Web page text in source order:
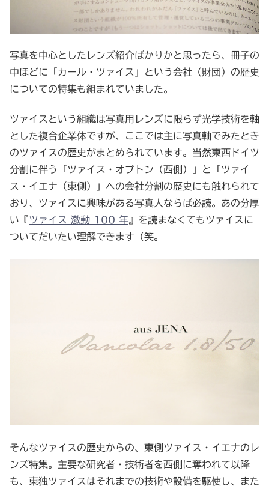
写真を中心としたレンズ紹介ばかりかと思ったら、冊子の
中ほどに「カール・ツァイス」という会社（財団）の歴史
についての特集も組まれていました。
ツァイスという組織は写真用レンズに限らず光学技術を軸
とした複合企業体ですが、ここでは主に写真軸でみたとき
のツァイスの歴史がまとめられています。当然東西ドイツ
分割に伴う「ツァイス・オプトン（西側）」と「ツァイ
ス・イエナ（東側）」への会社分割の歴史にも触れられて
おり、ツァイスに興味がある写真人ならば必読。あの分厚
い『ツァイス 激動 100 年』を読まなくてもツァイスに
ついてだいたい理解できます（笑。
そんなツァイスの歴史からの、東側ツァイス・イエナのレ
ンズ特集。主要な研究者・技術者を西側に奪われて以降
も、東独ツァイスはそれまでの技術や設備を駆使し、また